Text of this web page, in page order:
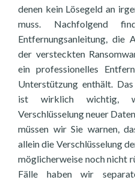
denen kein Lösegeld an
muss. Nachfolgend
Entfernungsanleitung, die
der versteckten
ein professionelles
Unterstützung enthält.
ist wirklich wichtig,
Verschlüsselung neuer
müssen wir Sie warnen,
allein die Verschlüsselung
möglicherweise noch nicht
Fälle haben wir